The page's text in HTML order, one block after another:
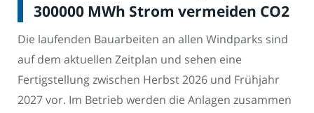
300000 MWh Strom vermeiden CO2
Die laufenden Bauarbeiten an allen Windparks sind
auf dem aktuellen Zeitplan und sehen eine
Fertigstellung zwischen Herbst 2026 und Frühjahr
2027 vor. Im Betrieb werden die Anlagen zusammen